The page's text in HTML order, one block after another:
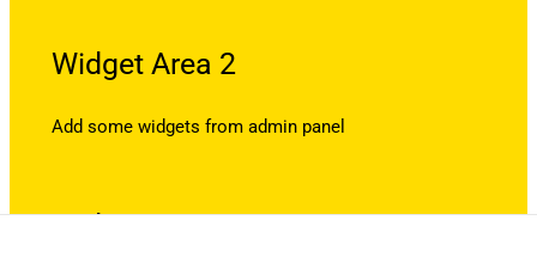
Widget Area 2
Add some widgets from admin panel
Widget Area 3